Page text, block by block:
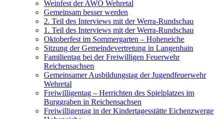
Weinfest der AWO Wehretal
Gemeinsam besser werden
2. Teil des Interviews mit der Werra-Rundschau
1. Teil des Interviews mit der Werra-Rundschau
Oktoberfest im Sommergarten – Hoheneiche
Sitzung der Gemeindevertretung in Langenhain
Familientag bei der Freiwilligen Feuerwehr
Reichensachsen
Gemeinsamer Ausbildungstag der Jugendfeuerwehr
Wehretal
Freiwilligentag – Herrichten des Spielplatzes im
Burggraben in Reichensachsen
Freiwilligentag in der Kindertagesstätte Eichenzwerge